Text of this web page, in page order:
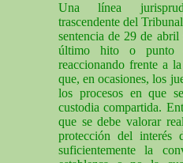
Una línea
trascendente del
sentencia de 29 de
último hito o punto
reaccionando frente a
que, en ocasiones, los
los procesos en que
custodia compartida.
que se debe valorar
protección del interés
suficientemente la